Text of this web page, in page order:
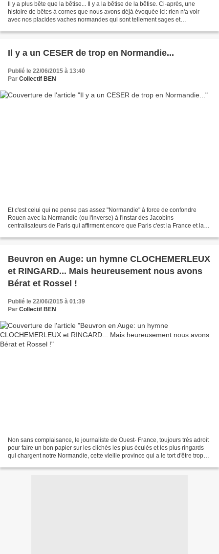
Il y a plus bête que la bêtise... Il y a la bêtise de la bêtise. Ci-après, une
histoire de bêtes à cornes que nous avons déjà évoquée ici: rien n'a voir
avec nos placides vaches normandes qui sont tellement sages et
Il y a un CESER de trop en Normandie...
Publié le 22/06/2015 à 13:40
Par Collectif BEN
Et c'est celui qui ne pense pas assez "Normandie" à force de confondre
Rouen avec la Normandie (ou l'inverse) à l'instar des Jacobins
centralisateurs de Paris qui affirment encore que Paris c'est la France et la
Beuvron en Auge: un hymne CLOCHEMERLEUX
et RINGARD... Mais heureusement nous avons
Bérat et Rossel !
Publié le 22/06/2015 à 01:39
Par Collectif BEN
Non sans complaisance, le journaliste de Ouest- France, toujours très adroit
pour faire un bon papier sur les clichés les plus éculés et les plus ringards
qui chargent notre Normandie, cette vieille province qui a le tort d'être trop